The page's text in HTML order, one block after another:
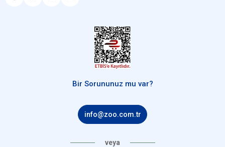
Bir Sorununuz mu var?
info@zoo.com.tr
veya